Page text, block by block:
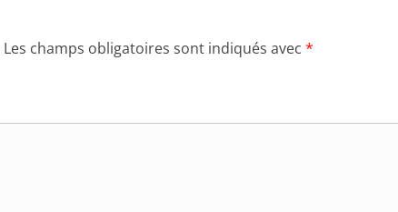
Les champs obligatoires sont indiqués avec *